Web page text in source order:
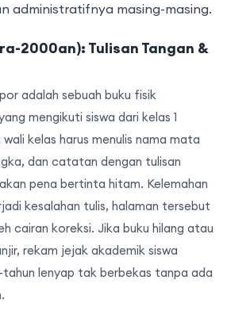
administratifnya masing-masing.
2000an): Tulisan Tangan &
adalah sebuah buku fisik
mengikuti siswa dari kelas 1
wali kelas harus menulis nama mata
dan catatan dengan tulisan
pena bertinta hitam. Kelemahan
kesalahan tulis, halaman tersebut
cairan koreksi. Jika buku hilang atau
rekam jejak akademik siswa
lenyap tak berbekas tanpa ada